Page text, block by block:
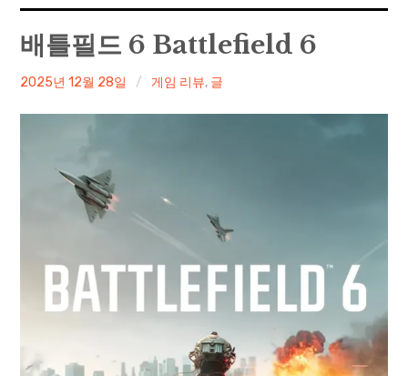
홈
Private Military Manager: Tactical Auto Battler
Paper Star Fighters
Blender Training
배틀필드 6 Battlefield 6
irene
2025년 12월 28일 게임 리뷰, 글